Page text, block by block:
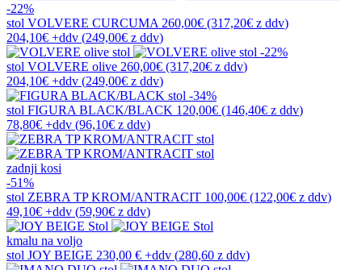
-22%
stol VOLVERE CURCUMA 260,00€ (317,20€ z ddv)
204,10€ +ddv (249,00€ z ddv)
-22%
stol VOLVERE olive 260,00€ (317,20€ z ddv)
204,10€ +ddv (249,00€ z ddv)
-34%
stol FIGURA BLACK/BLACK 120,00€ (146,40€ z ddv)
78,80€ +ddv (96,10€ z ddv)
zadnji kosi
-51%
stol ZEBRA TP KROM/ANTRACIT 100,00€ (122,00€ z ddv)
49,10€ +ddv (59,90€ z ddv)
kmalu na voljo
stol JOY BEIGE 230,00 € +ddv (280,60 z ddv)